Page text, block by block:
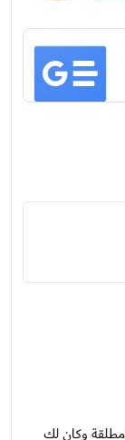
وكان لك